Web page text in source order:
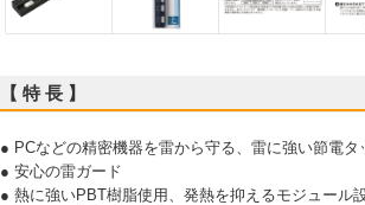
【 特 長 】
● PCなどの精密機器を雷から守る、雷に強い節電タ
● 安心の雷ガード
● 熱に強いPBT樹脂使用、発熱を抑えるモジュール